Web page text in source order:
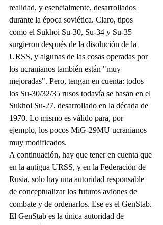
realidad, y esencialmente, desarrollados
durante la época soviética. Claro, tipos
como el Sukhoi Su-30, Su-34 y Su-35
surgieron después de la disolución de la
URSS, y algunas de las cosas operadas por
los ucranianos también están "muy
mejoradas". Pero, tengan en cuenta: todos
los Su-30/32/35 rusos todavía se basan en el
Sukhoi Su-27, desarrollado en la década de
1970. Lo mismo es válido para, por
ejemplo, los pocos MiG-29MU ucranianos
muy modificados.
A continuación, hay que tener en cuenta que
en la antigua URSS, y en la Federación de
Rusia, solo hay una autoridad responsable
de conceptualizar los futuros aviones de
combate y de ordenarlos. Ese es el GenStab.
El GenStab es la única autoridad de